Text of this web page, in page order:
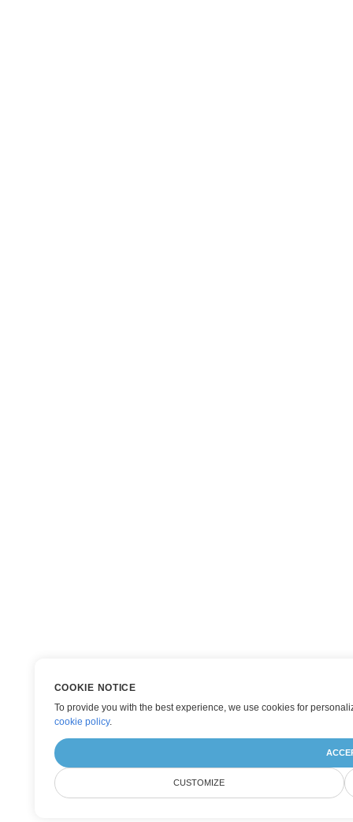
COOKIE NOTICE
To provide you with the best experience, we use cookies for
cookie policy.
CUSTOMIZE